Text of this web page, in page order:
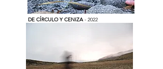
DE CÍRCULO Y CENIZA- 2022